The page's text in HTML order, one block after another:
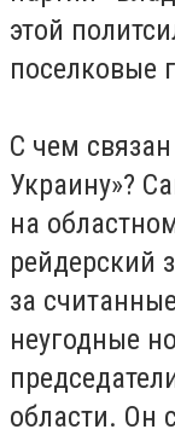
этой
поселковые
С чем
Украину»?
на
рейдерский
за
неугодные
области. Он